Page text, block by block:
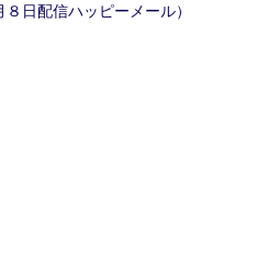
８日配信ハッピーメール）